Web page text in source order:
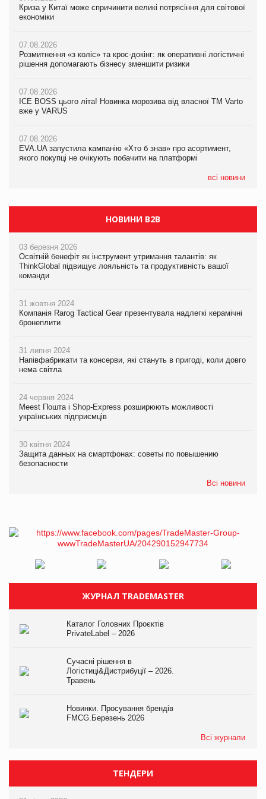
Криза у Китаї може спричинити великі потрясіння для світової
економіки
07.08.2026
Розмитнення «з коліс» та крос-докінг: як оперативні логістичні
рішення допомагають бізнесу зменшити ризики
07.08.2026
ICE BOSS цього літа! Новинка морозива від власної ТМ Varto
вже у VARUS
07.08.2026
EVA.UA запустила кампанію «Хто б знав» про асортимент,
якого покупці не очікують побачити на платформі
всі новини
Криза у Китаї може спричинити великі потрясіння для світової
економіки
07.08.2026
Розмитнення «з коліс» та крос-докінг: як оперативні логістичні
рішення допомагають бізнесу зменшити ризики
07.08.2026
ICE BOSS цього літа! Новинка морозива від власної ТМ Varto
вже у VARUS
07.08.2026
EVA.UA запустила кампанію «Хто б знав» про асортимент,
якого покупці не очікують побачити на платформі
Криза у Китаї може спричинити великі потрясіння для світової
економіки
07.08.2026
Kraft Heinz скоротила збиток у першому півріччі
Продажі Hugo Boss впали на 9%
НОВИНИ B2B
03 березня 2026
Освітній бенефіт як інструмент утримання талантів: як
ThinkGlobal підвищує лояльність та продуктивність вашої
команди
31 жовтня 2024
Компанія Rarog Tactical Gear презентувала надлегкі керамічні
бронеплити
31 липня 2024
Напівфабрикати та консерви, які стануть в пригоді, коли довго
нема світла
24 червня 2024
Meest Пошта і Shop-Express розширюють можливості
українських підприємців
30 квітня 2024
Защита данных на смартфонах: советы по повышению
безопасности
Всі новини
ЖУРНАЛ TRADEMASTER
Каталог Головних Проєктів
PrivateLabel – 2026
Сучасні рішення в
Логістиці&Дистрибуції – 2026.
Травень
Новинки. Просування брендів
FMCG.Березень 2026
Всі журнали
ТЕНДЕРИ